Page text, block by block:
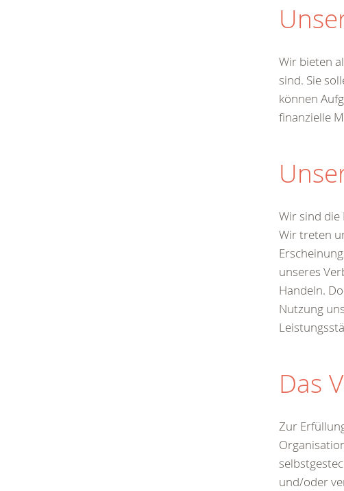
Wir bieten
sind. Sie
können
finanzielle
Wir sind die
Wir treten
unseres
Handeln.
Nutzung
Das
Zur
und/oder